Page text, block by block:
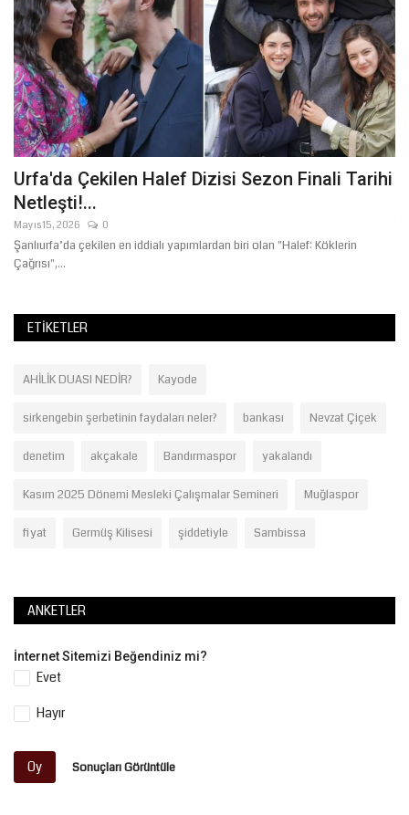
Urfa'da Çekilen Halef Dizisi Sezon Finali Tarihi
Netleşti!...
Mayıs 15, 2026 0
Şanlıurfa’da çekilen en iddialı yapımlardan biri olan "Halef: Köklerin
Çağrısı",...
ETIKETLER
AHİLİK DUASI NEDİR? Kayode
sirkengebin şerbetinin faydaları neler? bankası Nevzat Çiçek
denetim akçakale Bandırmaspor yakalandı
Kasım 2025 Dönemi Mesleki Çalışmalar Semineri Muğlaspor
fiyat Germüş Kilisesi şiddetiyle Sambissa
ANKETLER
İnternet Sitemizi Beğendiniz mi?
Evet
Hayır
Oy Sonuçları Görüntüle